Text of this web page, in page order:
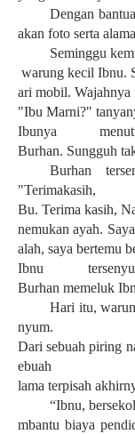
Dengan
akan foto serta
Seminggu
warung kecil Ibnu.
ari mobil. Wajahnya
"Ibu Marni?"
Ibunya
Burhan. Sungguh
Burhan
"Terimakasih,
Bu.Terima kasih,
nemukan ayah. Saya
alah, saya bertemu
Ibnu
Burhan memeluk
Hari itu,
nyum.
Darisebuah piring
ebuah
lama terpisah
“Ibnu,
mbantu biaya